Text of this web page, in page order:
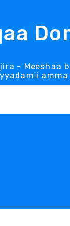
- Meeshaa